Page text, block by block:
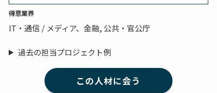
得意業界
IT・通信 / メディア、金融, 公共・官公庁
過去の担当プロジェクト例
この人材に会う